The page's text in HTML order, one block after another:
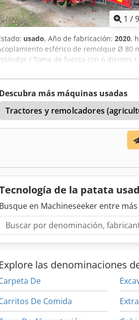
1 /9
usado, Año de fabricación: 2020,
esférico de remolque Ø 80
/ Toma de fuerza con 6 dientes
E.10.200 Caja de cambios de 3 etapas /
Descubra más máquinas usadas
Tractores y remolcadores
de la patata
Busque en Machineseeker entre
Explore las denominaciones
De
De Comida